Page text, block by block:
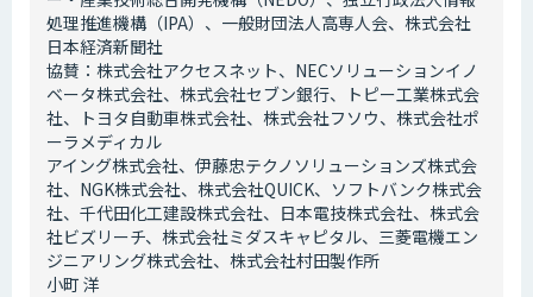
処理推進機構（IPA）、一般財団法人高専人会、株式会社
日本経済新聞社
協賛：株式会社アクセスネット、NECソリューションイノ
ベータ株式会社、株式会社セブン銀行、トピー工業株式会
社、トヨタ自動車株式会社、株式会社フソウ、株式会社ポ
ーラメディカル
アイング株式会社、伊藤忠テクノソリューションズ株式会
社、NGK株式会社、株式会社QUICK、ソフトバンク株式会
社、千代田化工建設株式会社、日本電技株式会社、株式会
社ビズリーチ、株式会社ミダスキャピタル、三菱電機エン
ジニアリング株式会社、株式会社村田製作所
小町 洋